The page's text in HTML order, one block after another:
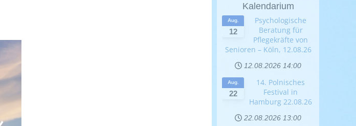
Kalendarium
12
Aug.
Psychologische
Beratung für
Pflegekräfte von
Senioren – Köln, 12.08.26
12.08.2026 14:00
22
Aug.
14. Polnisches
Festival in
Hamburg 22.08.26
22.08.2026 13:00